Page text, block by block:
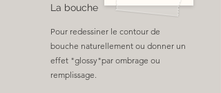
La bouche
Pour redessiner le contour de
bouche naturellement ou donner un
effet "glossy"par ombrage ou
remplissage.